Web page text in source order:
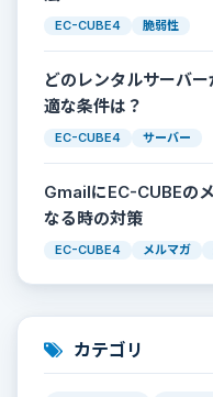
EC-CUBE4 脆弱性
どのレンタルサーバ
適な条件は？
EC-CUBE4 サーバー
GmailにEC-CUBEの
なる時の対策
EC-CUBE4 メルマガ
カテゴリ